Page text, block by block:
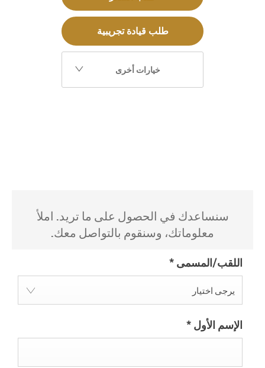
طلب قيادة تجريبية
خيارات أخرى
سنساعدك في الحصول على ما تريد. املأ
معلوماتك، وسنقوم بالتواصل معك.
اللقب/المسمى *
يرجى اختيار
الإسم الأول *